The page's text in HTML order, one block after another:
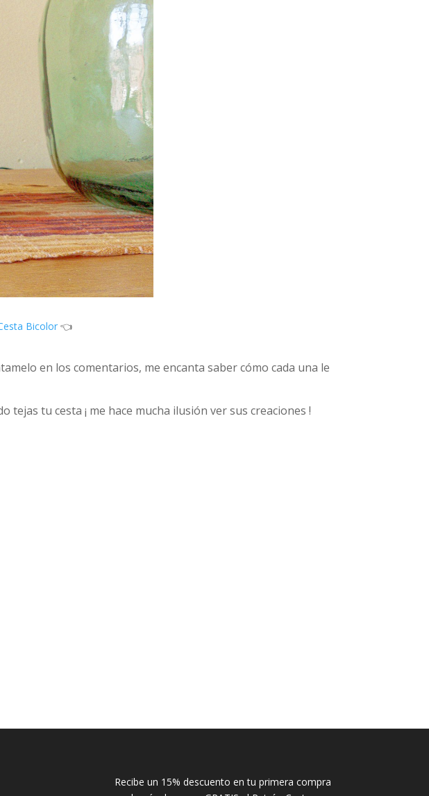
Bicolor 👈
en los comentarios, me encanta saber cómo cada una le
tejas tu cesta ¡ me hace mucha ilusión ver sus creaciones !
Recibe un 15% descuento en tu primera compra